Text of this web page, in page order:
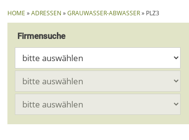
HOME »ADRESSEN »GRAUWASSER-ABWASSER» PLZ3
Firmensuche